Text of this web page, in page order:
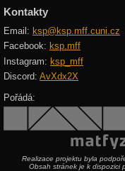
Kontakty
Email: ksp@ksp.mff.cuni.cz
Facebook: ksp.mff
Instagram: ksp_mff
Discord: AvXdx2X
Pořádá:
Realizace projektu byla
Obsah stránek je k dispozici